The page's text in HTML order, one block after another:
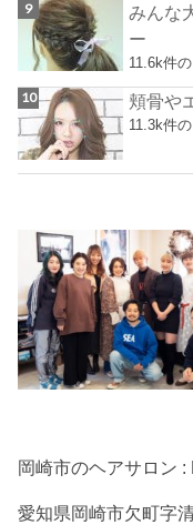
みんな
ー
11.6k件
頬骨や
11.3k件
岡崎市のヘアサロン :
愛知県岡崎市欠町字